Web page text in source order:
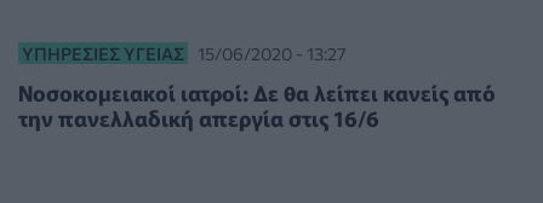
ΥΠΗΡΕΣΊΕΣ ΥΓΕΊΑΣ 15/06/2020 - 13:27
Νοσοκομειακοί ιατροί: Δε θα λείπει κανείς από
την πανελλαδική απεργία στις 16/6